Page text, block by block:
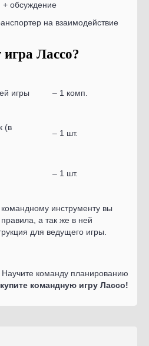
обсуждение
игра Лассо?
игры – 1 комп.
(в
– 1 шт.
– 1 шт.
инструменту вы
а так же в ней
для ведущего игры.
Научите команду планированию
купите командную игру Лассо!